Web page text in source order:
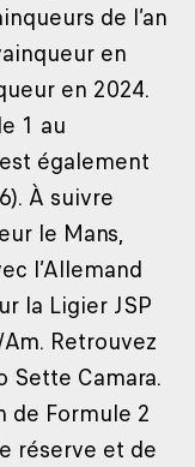
de l’an
en
en 2024.
1 au
également
À suivre
le Mans,
l’Allemand
la Ligier JSP
Retrouvez
Sette Camara.
de Formule 2
réserve et de